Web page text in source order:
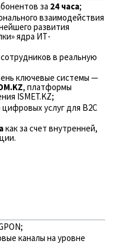
за 24 часа;
взаимодействия
развития
ядра ИТ-
в реальную
ключевые системы —
, платформы
ISMET.KZ;
услуг для B2C
как за счет внутренней,
каналы на уровне